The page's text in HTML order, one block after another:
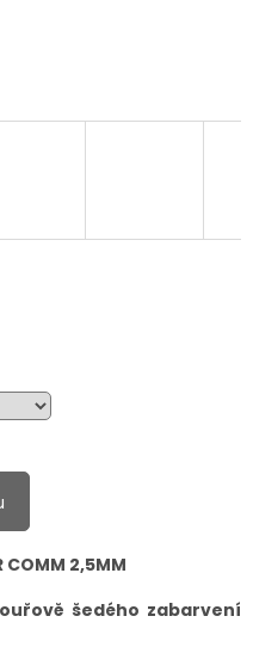
2,5MM
šedého zabarvení